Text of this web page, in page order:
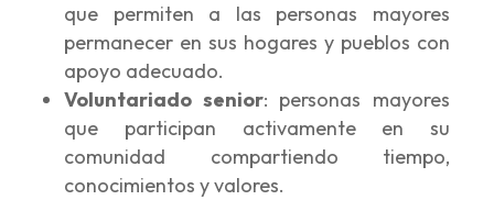
que permiten a las personas mayores
permanecer en sus hogares y pueblos con
apoyo adecuado.
Voluntariado senior: personas mayores
que participan activamente en su
comunidad compartiendo tiempo,
conocimientos y valores.